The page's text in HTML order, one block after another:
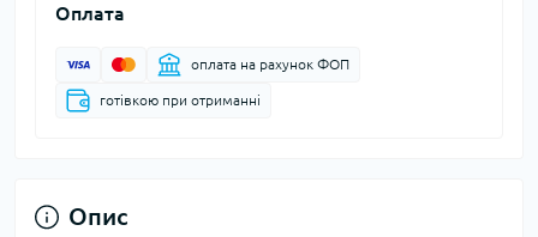
Оплата
оплата на рахунок ФОП
готівкою при отриманні
Опис